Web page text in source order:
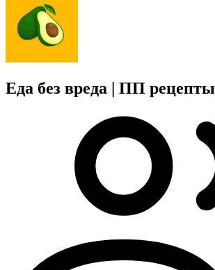
Еда без вреда | ПП рецепты